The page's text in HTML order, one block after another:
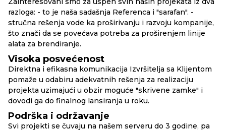
razloga: - to je naša sadašnja Referenca i "sarafan". -
stručna rešenja vode ka proširivanju i razvoju kompanije,
što znači da se povećava potreba za proširenjem linije
alata za brendiranje.
Visoka posvećenost
Direktna i efikasna komunikacija Izvršitelja sa Klijentom
pomaže u odabiru adekvatnih rešenja za realizaciju
projekta uzimajući u obzir moguće "skrivene zamke" i
dovodi ga do finalnog lansiranja u roku.
Podrška i održavanje
Svi projekti se čuvaju na našem serveru do 3 godine, pa